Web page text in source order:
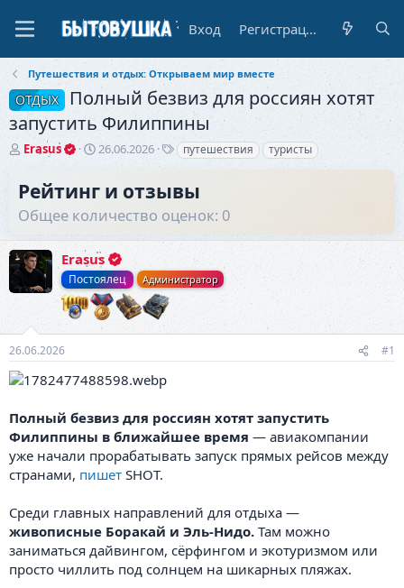
Вход Регистрация
Путешествия и отдых: Открываем мир вместе
ОТДЫХ
Полный безвиз для россиян хотят
запустить Филиппины
А
о
р
е
м
ы
Erasus
Д
н
ч
а
л
а
26.06.2026
Т
и
путешествия туристы
Рейтинг и отзывы
Общее количество оценок: 0
Erasus
Постоялец Администратор
26.06.2026 #1
Полный безвиз для россиян хотят запустить
Филиппины в ближайшее время — авиакомпании
уже начали прорабатывать запуск прямых рейсов между
странами, пишет SHOT.
Среди главных направлений для отдыха —
живописные Боракай и Эль-Нидо. Там можно
заниматься дайвингом, сёрфингом и экотуризмом или
просто чиллить под солнцем на шикарных пляжах.